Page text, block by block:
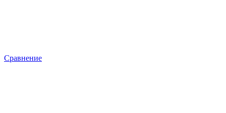
Сравнение